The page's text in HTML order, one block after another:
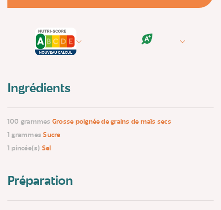
Ingrédients
100 grammes Grosse poignée de grains de maïs secs
1 grammesSucre
1 pincée(s) Sel
Préparation